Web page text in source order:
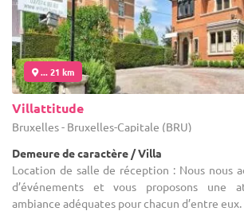
... 21 km
Villattitude
Bruxelles - Bruxelles-Capitale (BRU)
Demeure de caractère / Villa
Location de salle de réception : Nous nous
d’événements et vous proposons une
ambiance adéquates pour chacun d’entre eux.